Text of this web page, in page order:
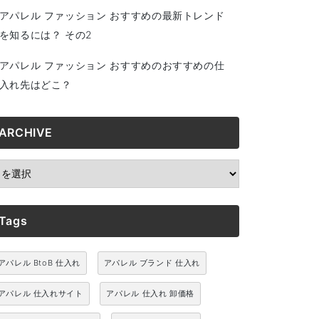
パレル ファッション おすすめの最新トレンド
知るには？ その2
パレル ファッション おすすめのおすすめの仕
れ先はどこ？
パレル BtoB 仕入れ アパレル ブランド 仕入れ
パレル 仕入れサイト アパレル 仕入れ 卸価格